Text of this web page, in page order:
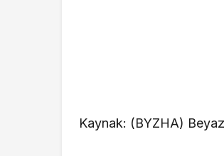
Kaynak: (BYZHA)